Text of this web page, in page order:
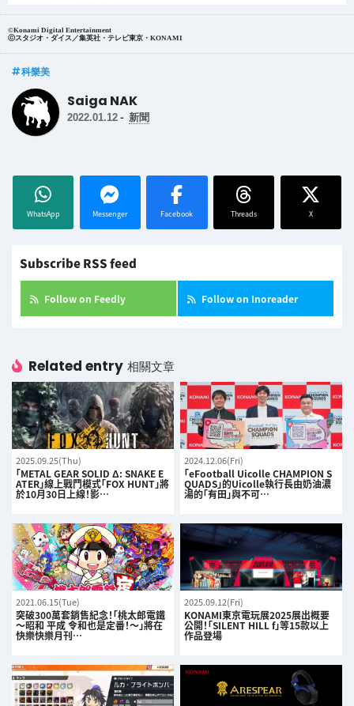
©Konami Digital Entertainment
ⓒスタジオ・ダイス／集英社・テレビ東京・KONAMI
科樂美
Saiga NAK
2022.01.12 - 新聞
WhatsApp Messenger Facebook Threads X
Subscribe RSS feed
Follow on Feedly Follow on Inoreader
Related entry 相關文章
2025.09.25(Thu)
「METAL GEAR SOLID Δ: SNAKE E
ATER」線上戰鬥模式「FOX HUNT」將
於10月30日上線！影…
2024.12.06(Fri)
「eFootball Uicolle CHAMPION S
QUADS」的Uicolle執行長由奶油濃
湯的「有田」與不可…
2021.06.15(Tue)
突破300萬套銷售紀念！「桃太郎電鐵
～昭和 平成 令和也是定番！～」將在
快樂快樂月刊…
2025.09.12(Fri)
KONAMI東京電玩展2025展出概要
公開！「SILENT HILL f」等15款以上
作品登場